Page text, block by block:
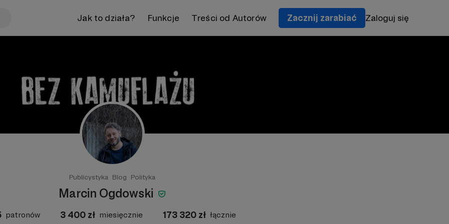
Jak to działa? Funkcje Treści od Autorów Zacznij zarabiać Zaloguj się
Publicystyka Blog Polityka
Marcin Ogdowski
patronów 3 400 zł miesięcznie 173 320 zł łącznie